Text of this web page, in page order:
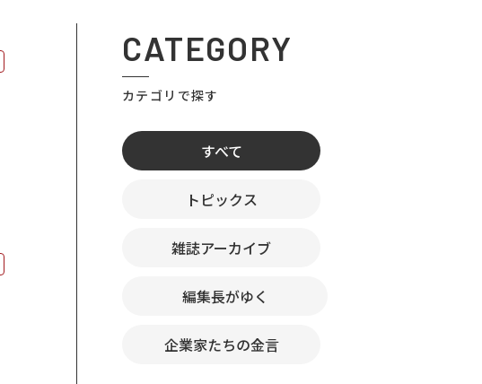
CATEGORY
カテゴリで探す
すべて
トピックス
雑誌アーカイブ
編集長がゆく
企業家たちの金言